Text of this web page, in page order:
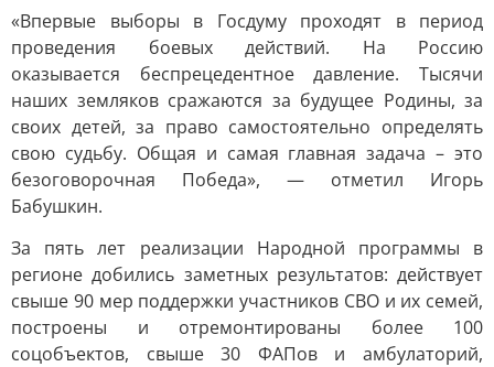
«Впервые выборы в Госдуму проходят в период
проведения боевых действий. На Россию
оказывается беспрецедентное давление. Тысячи
наших земляков сражаются за будущее Родины, за
своих детей, за право самостоятельно определять
свою судьбу. Общая и самая главная задача – это
безоговорочная Победа», — отметил Игорь
Бабушкин.
За пять лет реализации Народной программы в
регионе добились заметных результатов: действует
свыше 90 мер поддержки участников СВО и их семей,
построены и отремонтированы более 100
соцобъектов, свыше 30 ФАПов и амбулаторий,